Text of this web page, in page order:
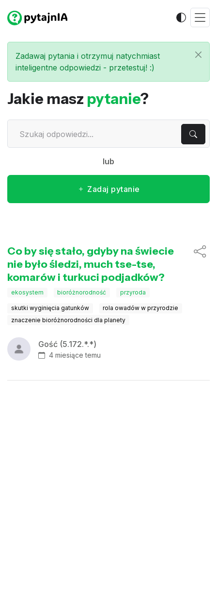
Zadawaj pytania i otrzymuj natychmiast
inteligentne odpowiedzi - przetestuj! :)
Jakie masz pytanie?
lub
Zadaj pytanie
Co by się stało, gdyby na świecie
nie było śledzi, much tse-tse,
komarów i turkuci podjadków?
ekosystem bioróżnorodność przyroda
skutki wyginięcia gatunków
rola owadów w przyrodzie
znaczenie bioróżnorodności dla planety
Gość (5.172.*.*)
4 miesiące temu